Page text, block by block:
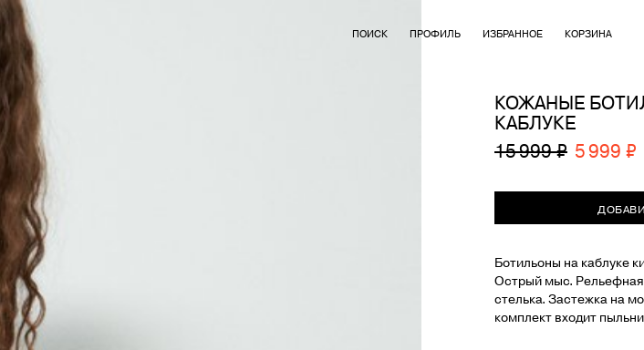
ПОИСК ПРОФИЛЬ ИЗБРАННОЕ КОРЗИНА
КОЖАНЫЕ
КАБЛУКЕ
15 999 ₽ 5 999 ₽
Ботильоны на каблуке
Острый мыс. Рельефная
стелька. Застежка на
комплект входит